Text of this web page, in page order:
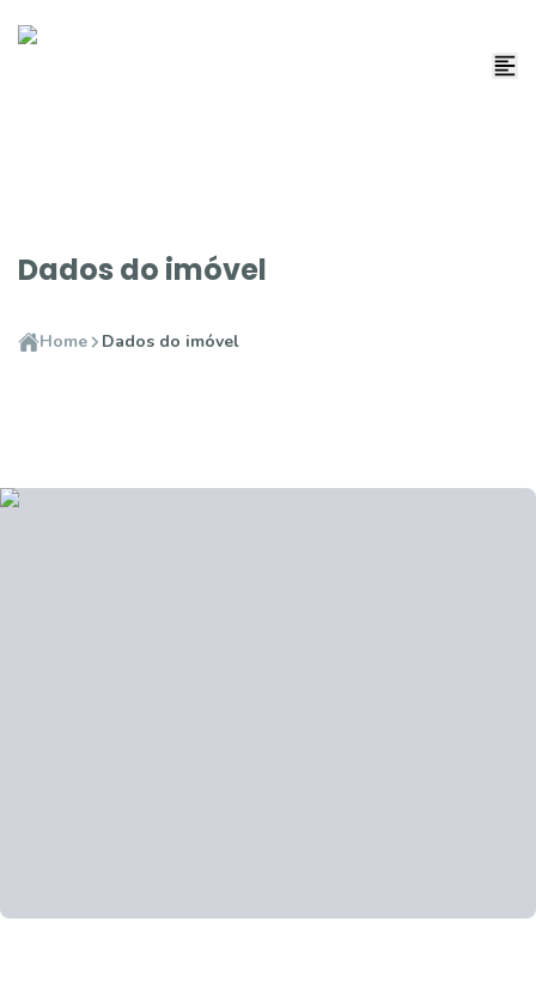
Dados do imóvel
Home Dados do imóvel